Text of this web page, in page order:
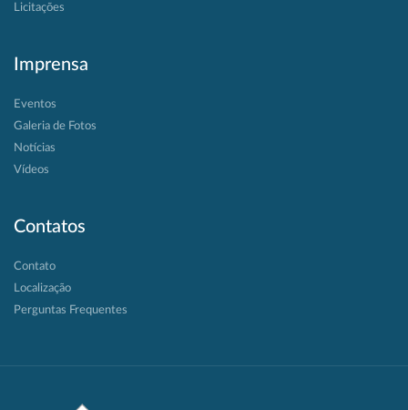
Licitações
Imprensa
Eventos
Galeria de Fotos
Notícias
Vídeos
Contatos
Contato
Localização
Perguntas Frequentes